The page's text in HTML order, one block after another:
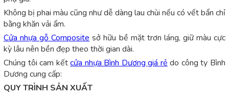
Không bị phai màu cũng như dễ dàng lau chùi nếu có vết bẩn chỉ
bằng khăn vải ẩm.
Cửa nhựa gỗ Composite sở hữu bề mặt trơn láng, giữ màu cực
kỳ lâu nên bền đẹp theo thời gian dài.
Chúng tôi cam kếtcửa nhựa Bình Dương giá rẻ do công ty Bình
Dương cung cấp:
QUY TRÌNH SẢN XUẤT